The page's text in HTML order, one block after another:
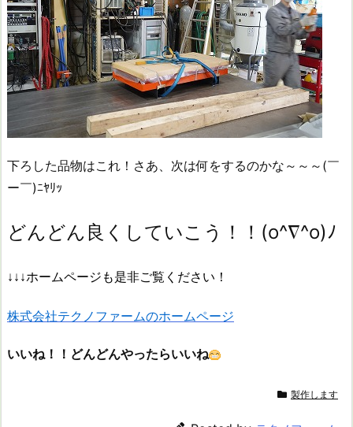
下ろした品物はこれ！さあ、次は何をするのかな～～～(￣
ー￣)ﾆﾔﾘｯ
どんどん良くしていこう！！(o^∇^o)ﾉ
↓↓↓ホームページも是非ご覧ください！
株式会社テクノファームのホームページ
いいね！！どんどんやったらいいね
製作します